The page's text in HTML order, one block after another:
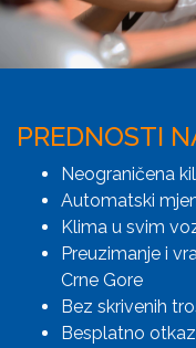
PREDNOSTI
Neograničena
Automatski
Klima u svim
Preuzimanje i
Crne Gore
Bez skrivenih
Besplatno